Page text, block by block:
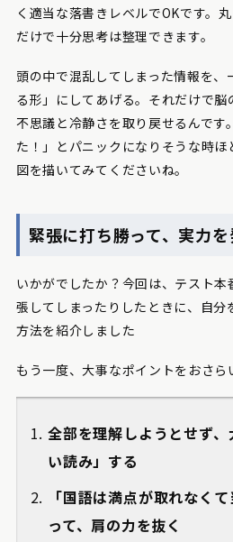
く適当な落書きレベルでOKです。
だけで十分思考は整理できます。
頭の中で混乱してしまった情報を
る形」にしてあげる。それだけで脳
不思議と冷静さを取り戻せるんです
た！」とパニックになりそうな時
図を描いてみてくださいね。
緊張に打ち勝って、実力
いかがでしたか？今回は、テスト
張してしまったりしたときに、自
方法を紹介しました
もう一度、大事なポイントをおさら
全部を理解しようとせず
い読み」する
「国語は満点が取れなく
って、肩の力を抜く